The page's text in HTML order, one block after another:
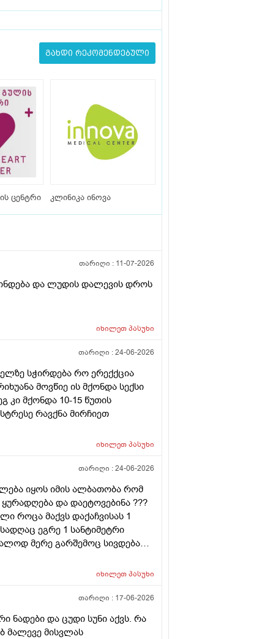
გახდი რეკომენდებული
ცენტრი კლინიკა ინოვა
თარიღი : 11-07-2026
და ლუდის დალევის დროს
იხილეთპასუხი
თარიღი :24-06-2026
სჭირდება რო ერექქცია
მოვწიე ის მქონდა სექსი
კი მქონდა 10-15 წუთის
რავქნა მირჩიეთ
იხილეთპასუხი
თარიღი :24-06-2026
იყოს იმის ალბათობა რომ
და დაეტოვებინა ???
როცა მაქვს დაქაჩვისას 1
ეგრე 1 სანტიმეტრი
მერე გარშემოც სივდება
იხილეთპასუხი
თარიღი : 17-06-2026
ნადები და ცუდი სუნი აქვს. რა
მალევე მისვლას